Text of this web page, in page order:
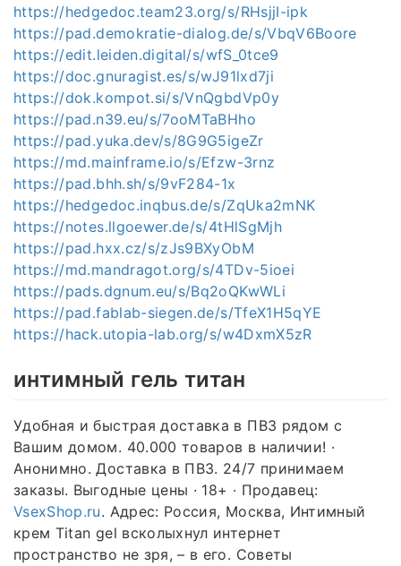
https://hedgedoc.team23.org/s/RHsjjI-ipk
https://pad.demokratie-dialog.de/s/VbqV6Boore
https://edit.leiden.digital/s/wfS_0tce9
https://doc.gnuragist.es/s/wJ91lxd7ji
https://dok.kompot.si/s/VnQgbdVp0y
https://pad.n39.eu/s/7ooMTaBHho
https://pad.yuka.dev/s/8G9G5igeZr
https://md.mainframe.io/s/Efzw-3rnz
https://pad.bhh.sh/s/9vF284-1x
https://hedgedoc.inqbus.de/s/ZqUka2mNK
https://notes.llgoewer.de/s/4tHlSgMjh
https://pad.hxx.cz/s/zJs9BXyObM
https://md.mandragot.org/s/4TDv-5ioei
https://pads.dgnum.eu/s/Bq2oQKwWLi
https://pad.fablab-siegen.de/s/TfeX1H5qYE
https://hack.utopia-lab.org/s/w4DxmX5zR
интимный гель титан
Удобная и быстрая доставка в ПВЗ рядом с
Вашим домом. 40.000 товаров в наличии! ·
Анонимно. Доставка в ПВЗ. 24/7 принимаем
заказы. Выгодные цены · 18+ · Продавец:
VsexShop.ru. Адрес: Россия, Москва, Интимный
крем Titan gel всколыхнул интернет
пространство не зря, – в его. Советы